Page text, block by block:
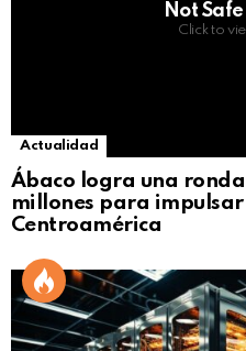
Not
Click to
Actualidad
Ábaco logra una
millones para impulsar
Centroamérica